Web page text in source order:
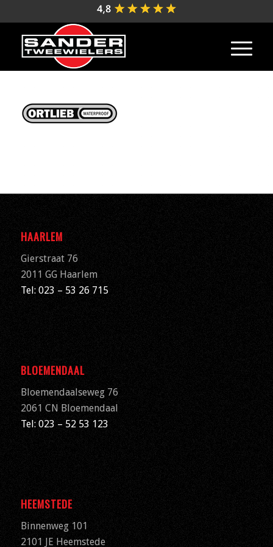
HAARLEM
Gierstraat 76
2011 GG Haarlem
Tel: 023 – 53 26 715
BLOEMENDAAL
Bloemendaalseweg 76
2061 CN Bloemendaal
Tel: 023 – 52 53 123
HEEMSTEDE
Binnenweg 101
2101 JE Heemstede